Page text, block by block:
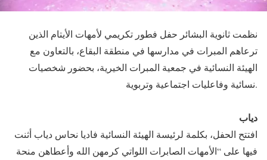
نظمت ثانوية البشائر حفل فطور تكريمي لأمهات الأيتام الذين
ترعاهم المبرات في مدارسها في منطقة البقاع، بالتعاون مع
الهيئة النسائية في جمعية المبرات الخيرية، بحضور شخصيات
نسائية وفاعليات اجتماعية وتربوية.
دياب
افتتح الحفل، بكلمة لرئيسة الهيئة النسائية فاديا نحاس دياب أثنت
فيها على “الأمهات الصابرات اللواتي كرمهن الله وأعطاهن منحة